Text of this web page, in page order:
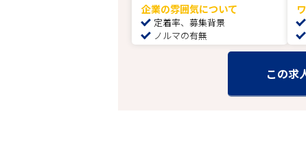
企業の雰囲気について
定着率、募集背景
ノルマの有無
この求